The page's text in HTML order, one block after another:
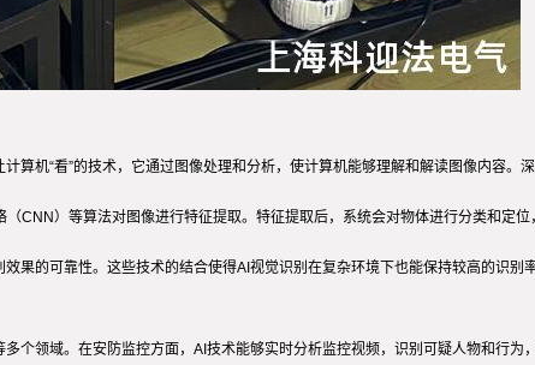
算机“看”的技术，它通过图像处理和分析，使计算机能够理解和解读图像内容
CNN）等算法对图像进行特征提取。特征提取后，系统会对物体进行分类和定
果的可靠性。这些技术的结合使得AI视觉识别在复杂环境下也能保持较高的识别率
个领域。在安防监控方面，AI技术能够实时分析监控视频，识别可疑人物和行